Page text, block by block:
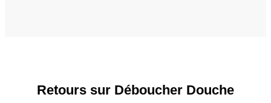
Retours sur Déboucher Douche